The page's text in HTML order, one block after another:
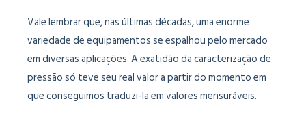
Vale lembrar que, nas últimas décadas, uma enorme
variedade de equipamentos se espalhou pelo mercado
em diversas aplicações. A exatidão da caracterização de
pressão só teve seu real valor a partir do momento em
que conseguimos traduzi-la em valores mensuráveis.